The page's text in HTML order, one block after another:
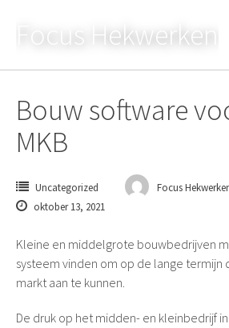
Focus Hekwerken
Bouw software
MKB
Uncategorized
Focus
oktober 13, 2021
Kleine en middelgrote bouwbedrijven
systeem vinden om op de lange termijn
markt aan te kunnen.
De druk op het midden- en kleinbedrijf